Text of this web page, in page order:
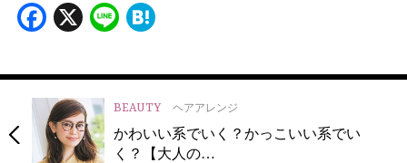
Facebook
X Line
BEAUTY ヘアアレンジ
かわいい系でいく？かっこいい系でい
く？【大人の…